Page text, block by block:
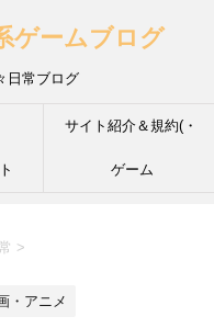
ゲームブログ
日常ブログ
サイト紹介＆規約(・
´з`・) ＩＮＦＰ的な性格
ゲーム
>
・アニメ